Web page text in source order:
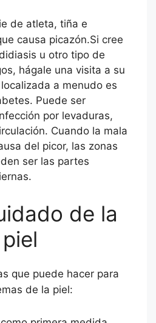
causa picazón.Si cree
u otro tipo de
hágale una visita a su
a menudo es
Puede ser
por levaduras,
Cuando la mala
del picor, las zonas
ser las partes
de la
piel
de la piel: